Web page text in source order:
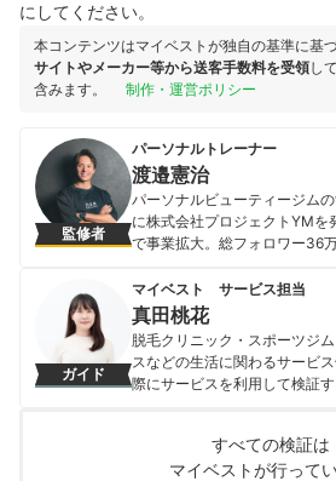
にしてください。
本コンテンツはマイベストが独自の基準に基
サイトやメーカー等から送客手数料を受領し
含みます。
制作・運営ポリシー
監修者
パーソナルトレーナー
渡邉憲治
パーソナルビューティージム
に株式会社プロジェクトYMを
で事業拡大。総フォロワー36
のクライアントを担当し数多
しクライアントをボディメイク
渡邉憲治のプロフィール
ガイド
マイベスト サービス担当
真田桃花
脱毛クリニック・スポーツジ
スなどの生活に関わるサービ
際にサービスを利用して検証
からこそ、徹底検証を通じて
報を届ける」ことをモットー
すべての検証は
マイベストが行って